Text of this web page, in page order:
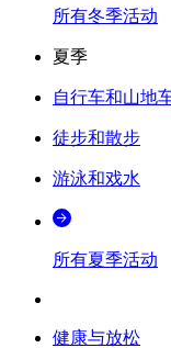
所有冬季活动
夏季
自行车和山地
徒步和散步
游泳和戏水
所有夏季活动
健康与放松